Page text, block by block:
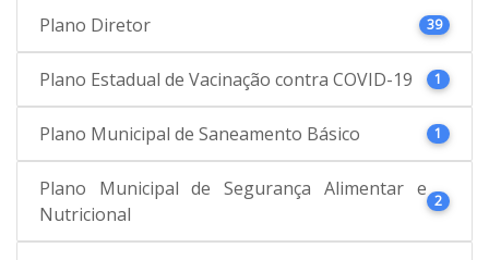
Plano Diretor 39
Plano Estadual de Vacinação contra COVID-19 1
Plano Municipal de Saneamento Básico 1
Plano Municipal de Segurança Alimentar e
Nutricional
2